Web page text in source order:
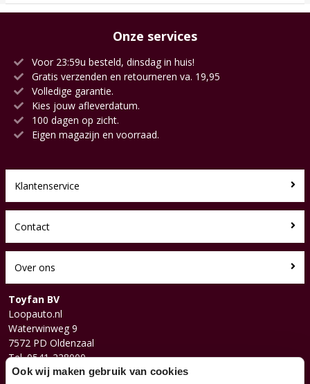
Onze services
Voor 23:59u besteld, dinsdag in huis!
Gratis verzenden en retourneren va. 19,95
Volledige garantie.
Kies jouw afleverdatum.
100 dagen op zicht.
Eigen magazijn en voorraad.
Klantenservice
Contact
Over ons
Toyfan BV
Loopauto.nl
Waterwinweg 9
7572 PD Oldenzaal
Tel. 0541-228000
Facebook
Ook wij maken gebruik van cookies